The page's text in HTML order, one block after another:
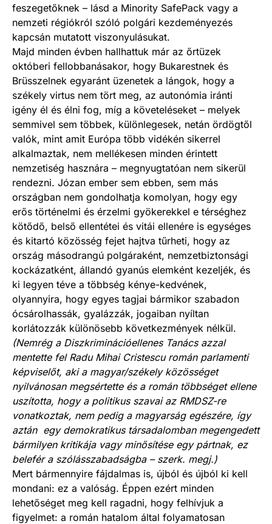
feszegetőknek – lásd a Minority SafePack vagy a
nemzeti régiókról szóló polgári kezdeményezés
kapcsán mutatott viszonyulásukat.
Majd minden évben hallhattuk már az őrtüzek
októberi fellobbanásakor, hogy Bukarestnek és
Brüsszelnek egyaránt üzenetek a lángok, hogy a
székely virtus nem tört meg, az autonómia iránti
igény él és élni fog, míg a követeléseket – melyek
semmivel sem többek, különlegesek, netán ördögtől
valók, mint amit Európa több vidékén sikerrel
alkalmaztak, nem mellékesen minden érintett
nemzetiség hasznára – megnyugtatóan nem sikerül
rendezni. Józan ember sem ebben, sem más
országban nem gondolhatja komolyan, hogy egy
erős történelmi és érzelmi gyökerekkel e térséghez
kötődő, belső ellentétei és vitái ellenére is egységes
és kitartó közösség fejet hajtva tűrheti, hogy az
ország másodrangú polgáraként, nemzetbiztonsági
kockázatként, állandó gyanús elemként kezeljék, és
ki legyen téve a többség kénye-kedvének,
olyannyira, hogy egyes tagjai bármikor szabadon
ócsárolhassák, gyalázzák, jogaiban nyíltan
korlátozzák különösebb következmények nélkül.
(Nemrég a Diszkriminációellenes Tanács azzal
mentette fel Radu Mihai Cristescu román parlamenti
képviselőt, aki a magyar/székely közösséget
nyilvánosan megsértette és a román többséget ellene
uszította, hogy a politikus szavai az RMDSZ-re
vonatkoztak, nem pedig a magyarság egészére, így
aztán egy demokratikus társadalomban megengedett
bármilyen kritikája vagy minősítése egy pártnak, ez
belefér a szólásszabadságba – szerk. megj.)
Mert bármennyire fájdalmas is, újból és újból ki kell
mondani: ez a valóság. Éppen ezért minden
lehetőséget meg kell ragadni, hogy felhívjuk a
figyelmet: a román hatalom által folyamatosan